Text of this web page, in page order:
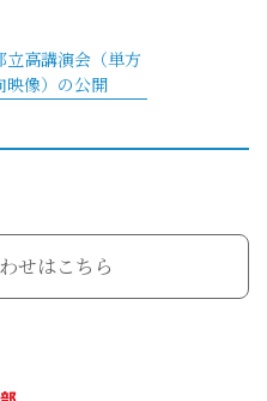
立高講演会（単方
映像）の公開
せはこちら